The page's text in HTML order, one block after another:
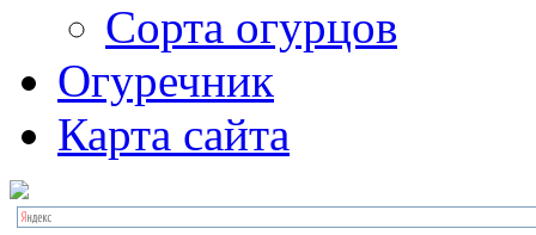
Сорта огурцов
Огуречник
Карта сайта